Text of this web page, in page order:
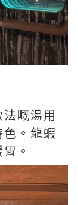
嘅湯用
。龍蝦
。